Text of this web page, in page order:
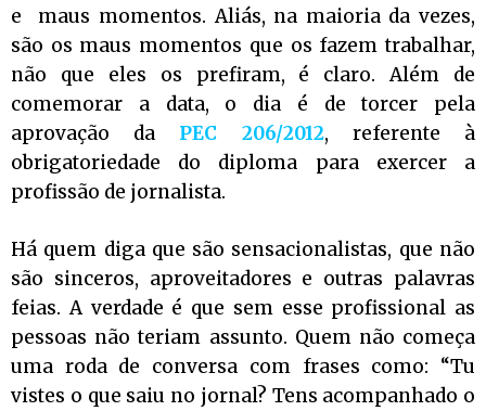
e maus momentos. Aliás, na maioria da vezes,
são os maus momentos que os fazem trabalhar,
não que eles os prefiram, é claro. Além de
comemorar a data, o dia é de torcer pela
aprovação da PEC 206/2012, referente à
obrigatoriedade do diploma para exercer a
profissão de jornalista.
Há quem diga que são sensacionalistas, que não
são sinceros, aproveitadores e outras palavras
feias. A verdade é que sem esse profissional as
pessoas não teriam assunto. Quem não começa
uma roda de conversa com frases como: “Tu
vistes o que saiu no jornal? Tens acompanhado o